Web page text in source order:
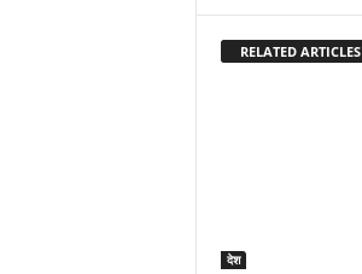
RELATED ARTICLES
देश